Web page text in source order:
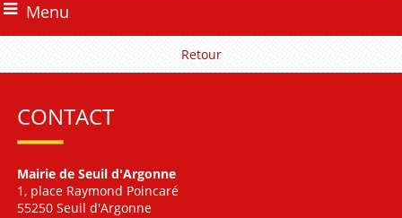
Menu
Retour
CONTACT
Mairie de Seuil d'Argonne
1, place Raymond Poincaré
55250 Seuil d'Argonne